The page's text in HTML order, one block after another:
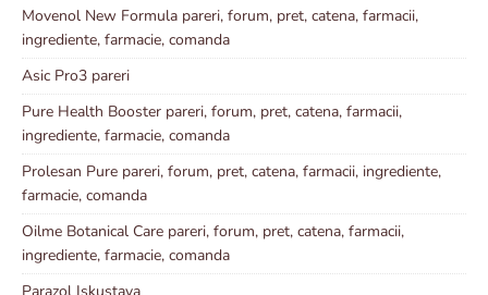
Movenol New Formula pareri, forum, pret, catena, farmacii,
ingrediente, farmacie, comanda
Asic Pro3 pareri
Pure Health Booster pareri, forum, pret, catena, farmacii,
ingrediente, farmacie, comanda
Prolesan Pure pareri, forum, pret, catena, farmacii, ingrediente,
farmacie, comanda
Oilme Botanical Care pareri, forum, pret, catena, farmacii,
ingrediente, farmacie, comanda
Parazol Iskustava